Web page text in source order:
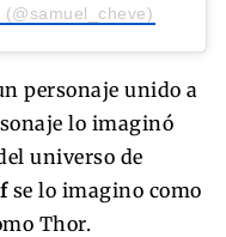
(@samuel_cheve)
personaje unido a
lo imaginó
universo de
se lo imagino como
Thor.